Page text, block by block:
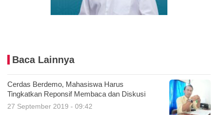
Baca Lainnya
Cerdas Berdemo, Mahasiswa Harus
Tingkatkan Reponsif Membaca dan Diskusi
27 September 2019 - 09:42